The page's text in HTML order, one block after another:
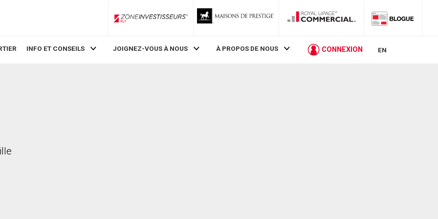
ZoneInvestisseurs RLP
INFO ET CONSEILS JOIGNEZ-VOUS À NOUS À PROPOS DE NOUS CONNEXION EN